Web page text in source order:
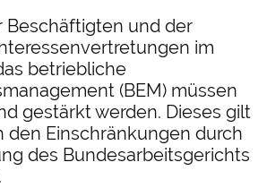
Beschäftigten und der
im
betriebliche
(BEM) müssen
gestärkt werden. Dieses gilt
den Einschränkungen durch
des Bundesarbeitsgerichts